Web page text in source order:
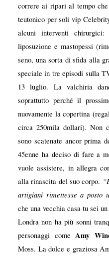
correre ai ripari al tempo
teutonico per soli vip
alcuni interventi
liposuzione e mastopessi
seno, una sorta di sfida alla
speciale in tre episodi sulla
13 luglio. La valchiria
soprattutto perché il
nuovamente la copertina
circa 250mila dollari). Non
sono scatenate ancor prima
45enne ha deciso di fare a
vuole assistere, in allegra
alla rinascita del suo corpo.
artigiani rimettesse a posto
che una vecchia casa tu sei
Londra non ha più sonni
personaggi come Amy
Moss. La dolce e graziosa